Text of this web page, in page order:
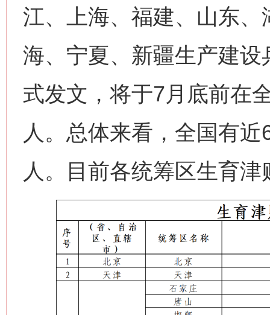
江、上海、福建、山东
海、宁夏、新疆生产建
式发文，将于7月底前在
人。总体来看，全国有
人。目前各统筹区生育